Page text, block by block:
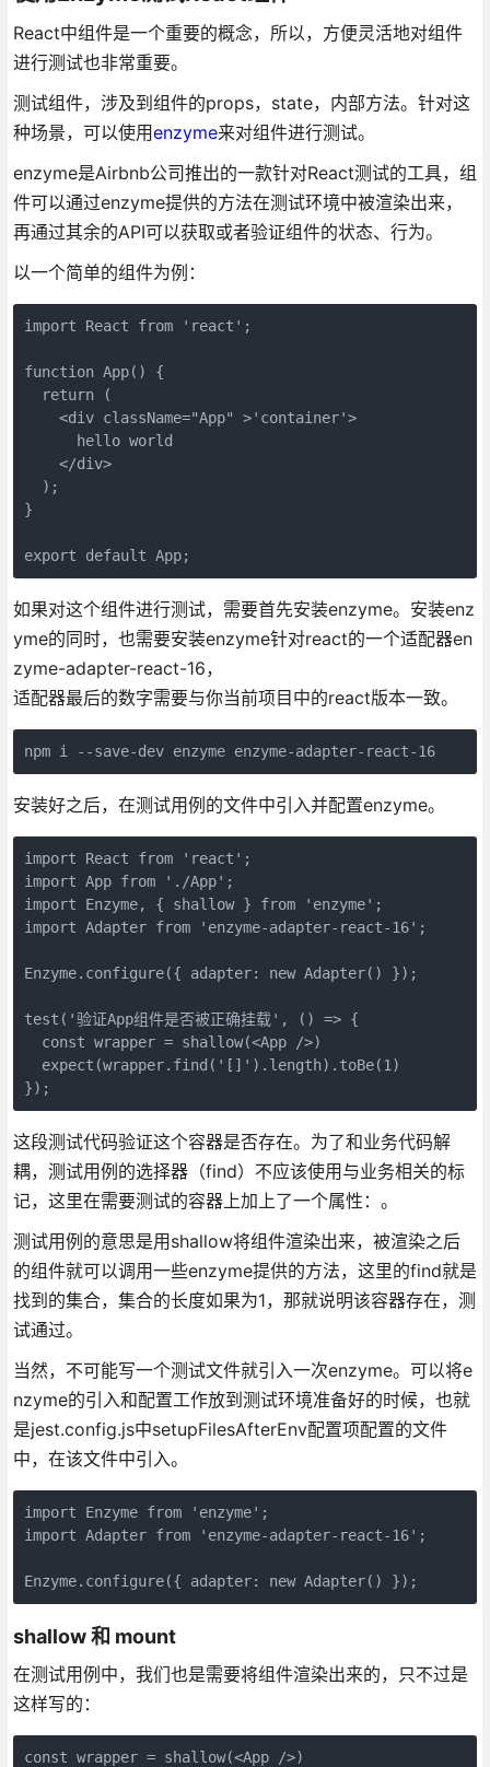
React中组件是一个重要的概念，所以，方便灵活地对组件
进行测试也非常重要。
测试组件，涉及到组件的props，state，内部方法。针对这
种场景，可以使用enzyme来对组件进行测试。
enzyme是Airbnb公司推出的一款针对React测试的工具，组
件可以通过enzyme提供的方法在测试环境中被渲染出来，
再通过其余的API可以获取或者验证组件的状态、行为。
以一个简单的组件为例：
import React from 'react';
function App() {
  return (
    <div className="App" >'container'>
      hello world
    </div>
  );
}
如果对这个组件进行测试，需要首先安装enzyme。安装enz
yme的同时，也需要安装enzyme针对react的一个适配器en
zyme-adapter-react-16，
适配器最后的数字需要与你当前项目中的react版本一致。
npm i --save-dev enzyme enzyme-adapter-react-16
安装好之后，在测试用例的文件中引入并配置enzyme。
import React from 'react';
import App from './App';
import Enzyme, { shallow } from 'enzyme';
import Adapter from 'enzyme-adapter-react-16';
Enzyme.configure({ adapter: new Adapter() });
test('验证App组件是否被正确挂载', () => {
  const wrapper = shallow(<App />)
  expect(wrapper.find('[]').length).toBe(1)
});
这段测试代码验证这个容器是否存在。为了和业务代码解
耦，测试用例的选择器（find）不应该使用与业务相关的标
记，这里在需要测试的容器上加上了一个属性：。
测试用例的意思是用shallow将组件渲染出来，被渲染之后
的组件就可以调用一些enzyme提供的方法，这里的find就是
找到的集合，集合的长度如果为1，那就说明该容器存在，测
试通过。
当然，不可能写一个测试文件就引入一次enzyme。可以将e
nzyme的引入和配置工作放到测试环境准备好的时候，也就
是jest.config.js中setupFilesAfterEnv配置项配置的文件
中，在该文件中引入。
import Enzyme from 'enzyme';
import Adapter from 'enzyme-adapter-react-16';
Enzyme.configure({ adapter: new Adapter() });
shallow 和 mount
在测试用例中，我们也是需要将组件渲染出来的，只不过是
这样写的：
const wrapper = shallow(<App />)